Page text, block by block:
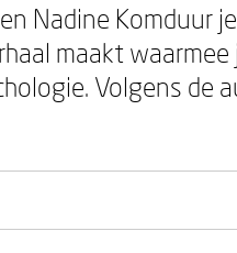
Nadine Komduur
maakt
Volgens de